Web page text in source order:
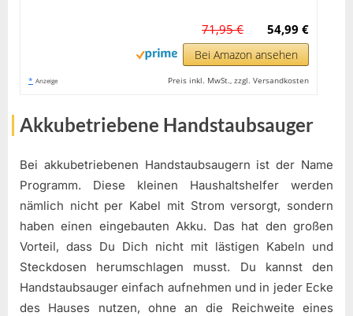
54,99 €
71,95 €
Bei Amazon ansehen
* Anzeige Preis inkl. MwSt., zzgl. Versandkosten
Akkubetriebene Handstaubsauger
Bei akkubetriebenen Handstaubsaugern ist der Name
Programm. Diese kleinen Haushaltshelfer werden
nämlich nicht per Kabel mit Strom versorgt, sondern
haben einen eingebauten Akku. Das hat den großen
Vorteil, dass Du Dich nicht mit lästigen Kabeln und
Steckdosen herumschlagen musst. Du kannst den
Handstaubsauger einfach aufnehmen und in jeder Ecke
des Hauses nutzen, ohne an die Reichweite eines